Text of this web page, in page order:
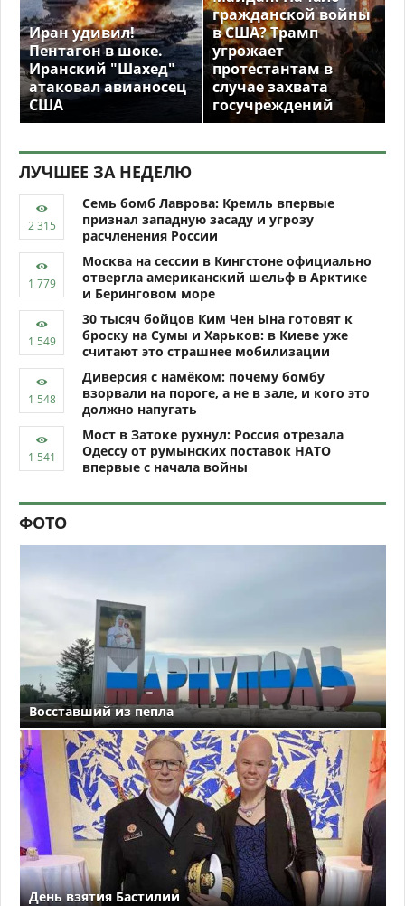
Иран удивил!
Пентагон в шоке.
Иранский "Шахед"
атаковал авианосец
США
гражданской войны
в США? Трамп
угрожает
протестантам в
случае захвата
госучреждений
ЛУЧШЕЕ ЗА НЕДЕЛЮ
Семь бомб Лаврова: Кремль впервые
признал западную засаду и угрозу
расчленения России
Москва на сессии в Кингстоне официально
отвергла американский шельф в Арктике
и Беринговом море
30 тысяч бойцов Ким Чен Ына готовят к
броску на Сумы и Харьков: в Киеве уже
считают это страшнее мобилизации
Диверсия с намёком: почему бомбу
взорвали на пороге, а не в зале, и кого это
должно напугать
Мост в Затоке рухнул: Россия отрезала
Одессу от румынских поставок НАТО
впервые с начала войны
ФОТО
Восставший из пепла
День взятия Бастилии